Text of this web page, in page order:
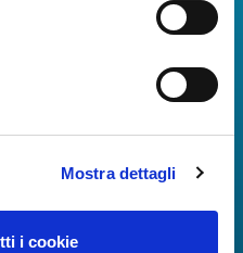
Mostra dettagli
i cookie
sui voli, tutti i servizi e i
la tua esperienza
più coinvolgente e